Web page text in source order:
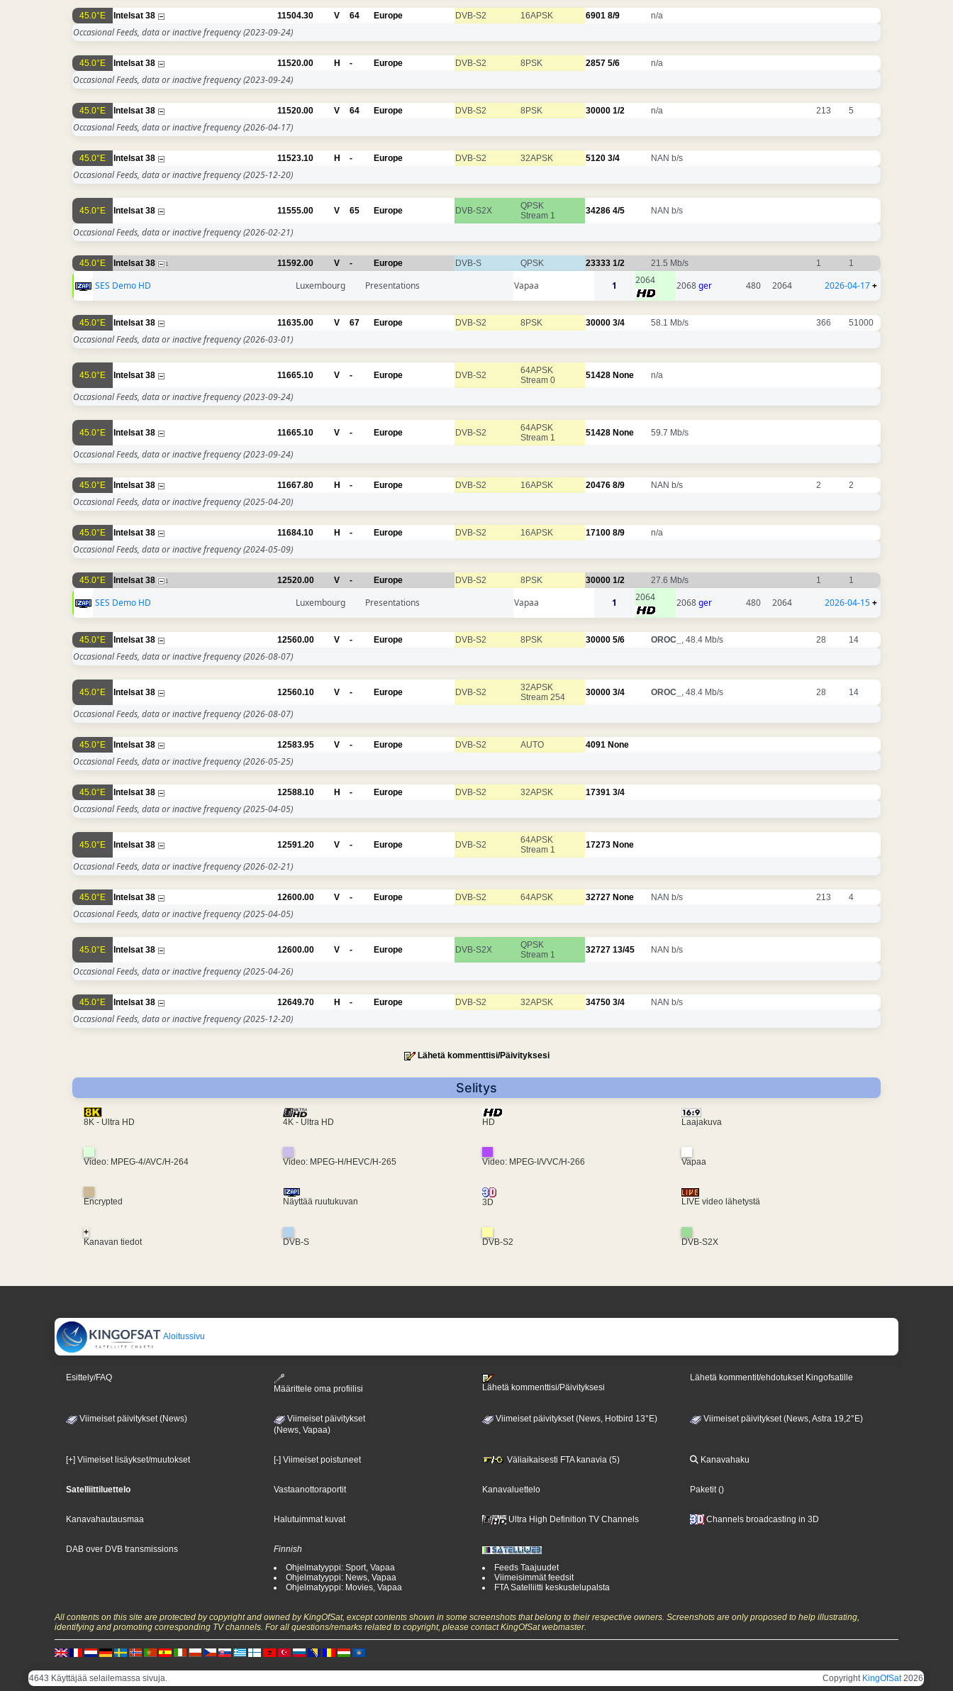
45.0°E Intelsat 38 11504.30 V 64 Europe DVB-S2 16APSK 6901 8/9 n/a
Occasional Feeds, data or inactive frequency(2023-09-24)
45.0°E Intelsat 38 11520.00 H - Europe DVB-S2 8PSK 2857 5/6 n/a
Occasional Feeds, data or inactive frequency(2023-09-24)
45.0°E Intelsat 38 11520.00 V 64 Europe DVB-S2 8PSK 30000 1/2 n/a 213 5
Occasional Feeds, data or inactive frequency(2026-04-17)
45.0°E Intelsat 38 11523.10 H - Europe DVB-S2 32APSK 5120 3/4 NAN b/s
Occasional Feeds, data or inactive frequency(2025-12-20)
45.0°E Intelsat 38 11555.00 V 65 Europe DVB-S2X
QPSK
Stream 1
34286 4/5 NAN b/s
Occasional Feeds, data or inactive frequency(2026-02-21)
45.0°E Intelsat 38 1 11592.00 V - Europe DVB-S QPSK 23333 1/2 21.5 Mb/s 1 1
SES Demo HD Luxembourg Presentations Vapaa 1 2064 2068ger 480 2064 2026-04-17+
45.0°E Intelsat 38 11635.00 V 67 Europe DVB-S2 8PSK 30000 3/4 58.1 Mb/s 366 51000
Occasional Feeds, data or inactive frequency(2026-03-01)
45.0°E Intelsat 38 11665.10 V - Europe DVB-S2
64APSK
Stream 0
51428 None n/a
Occasional Feeds, data or inactive frequency(2023-09-24)
45.0°E Intelsat 38 11665.10 V - Europe DVB-S2
64APSK
Stream 1
51428 None 59.7 Mb/s
Occasional Feeds, data or inactive frequency(2023-09-24)
45.0°E Intelsat 38 11667.80 H - Europe DVB-S2 16APSK 20476 8/9 NAN b/s 2 2
Occasional Feeds, data or inactive frequency(2025-04-20)
45.0°E Intelsat 38 11684.10 H - Europe DVB-S2 16APSK 17100 8/9 n/a
Occasional Feeds, data or inactive frequency(2024-05-09)
45.0°E Intelsat 38 1 12520.00 V - Europe DVB-S2 8PSK 30000 1/2 27.6 Mb/s 1 1
SES Demo HD Luxembourg Presentations Vapaa 1 2064 2068ger 480 2064 2026-04-15+
45.0°E Intelsat 38 12560.00 V - Europe DVB-S2 8PSK 30000 5/6 OROC_ , 48.4 Mb/s 28 14
Occasional Feeds, data or inactive frequency(2026-08-07)
45.0°E Intelsat 38 12560.10 V - Europe DVB-S2
32APSK
Stream 254
30000 3/4 OROC_ , 48.4 Mb/s 28 14
Occasional Feeds, data or inactive frequency(2026-08-07)
45.0°E Intelsat 38 12583.95 V - Europe DVB-S2 AUTO 4091 None
Occasional Feeds, data or inactive frequency(2026-05-25)
45.0°E Intelsat 38 12588.10 H - Europe DVB-S2 32APSK 17391 3/4
Occasional Feeds, data or inactive frequency(2025-04-05)
45.0°E Intelsat 38 12591.20 V - Europe DVB-S2
64APSK
Stream 1
17273 None
Occasional Feeds, data or inactive frequency(2026-02-21)
45.0°E Intelsat 38 12600.00 V - Europe DVB-S2 64APSK 32727 None NAN b/s 213 4
Occasional Feeds, data or inactive frequency(2025-04-05)
45.0°E Intelsat 38 12600.00 V - Europe DVB-S2X
QPSK
Stream 1
32727 13/45 NAN b/s
Occasional Feeds, data or inactive frequency(2025-04-26)
45.0°E Intelsat 38 12649.70 H - Europe DVB-S2 32APSK 34750 3/4 NAN b/s
Occasional Feeds, data or inactive frequency(2025-12-20)
Lähetä kommenttisi/Päivityksesi
Selitys
8K - Ultra HD 4K - Ultra HD HD Laajakuva
Video: MPEG-4/AVC/H-264 Video: MPEG-H/HEVC/H-265 Video: MPEG-I/VVC/H-266 Vapaa
Encrypted Näyttää ruutukuvan 3D LIVE video lähetystä
+
Kanavan tiedot
DVB-S DVB-S2 DVB-S2X
Aloitussivu
Esittely/FAQ
Määrittele oma profiilisi
Lähetä kommenttisi/Päivityksesi
Lähetä kommentit/ehdotukset Kingofsatille
Viimeiset päivitykset (News)
Viimeiset päivitykset
(News, Vapaa)
Viimeiset päivitykset (News, Hotbird 13°E) Viimeiset päivitykset (News, Astra 19,2°E)
[+] Viimeiset lisäykset/muutokset [-] Viimeiset poistuneet Väliaikaisesti FTA kanavia (5) Kanavahaku
Satelliittiluettelo Vastaanottoraportit Kanavaluettelo Paketit ()
Kanavahautausmaa Halutuimmat kuvat Ultra High Definition TV Channels Channels broadcasting in 3D
DAB over DVB transmissions
Finnish
Ohjelmatyyppi: Sport, Vapaa
Ohjelmatyyppi: News, Vapaa
Ohjelmatyyppi: Movies, Vapaa
Feeds Taajuudet
Viimeisimmät feedsit
FTA Satelliitti keskustelupalsta
All contents on this site are protected by copyright and owned by KingOfSat, except contents shown in some screenshots that belong to their respective owners. Screenshots are only proposed to help illustrating,
identifying and promoting corresponding TV channels. For all questions/remarks related to copyright, please contact KingOfSat webmaster.
4643 Käyttäjää selailemassa sivuja. Copyright KingOfSat2026